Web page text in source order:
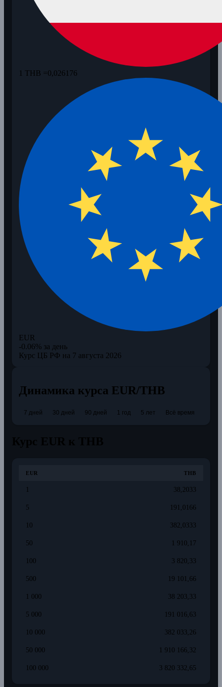
1 THB =0,026176
EUR
-0.06% за день
Курс ЦБ РФ на 7 августа 2026
Динамика курса EUR/THB
7 дней 30 дней 90 дней 1 год 5 лет Всё время
EUR THB
1 38,2033
5 191,0166
10 382,0333
50 1 910,17
100 3 820,33
500 19 101,66
1 000 38 203,33
5 000 191 016,63
10 000 382 033,26
50 000 1 910 166,32
100 000 3 820 332,65